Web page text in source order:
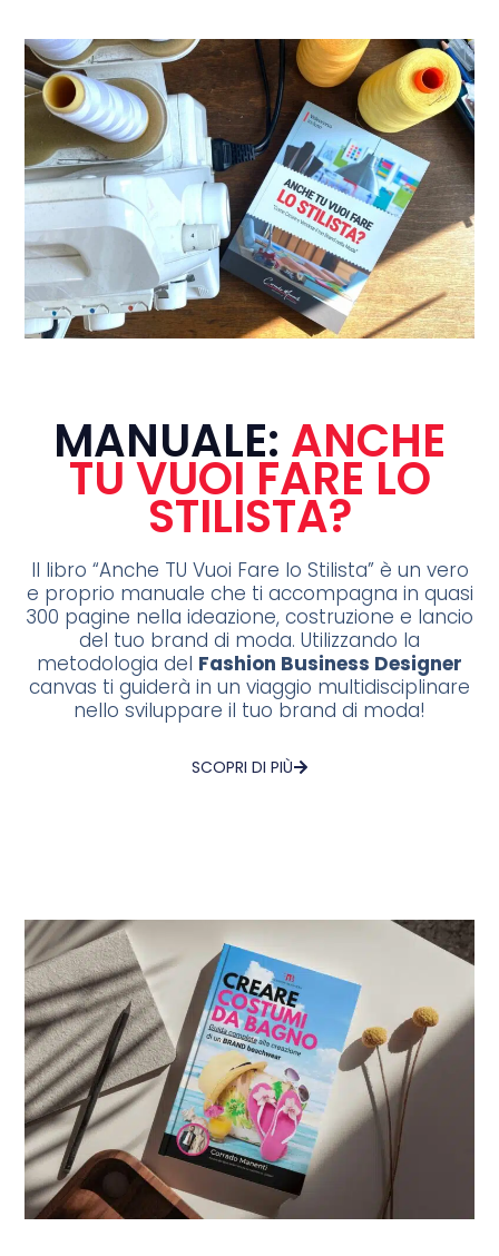
MANUALE: ANCHE
TU VUOI FARE LO
STILISTA?
Il libro “Anche TU Vuoi Fare lo Stilista” è un vero
e proprio manuale che ti accompagna in quasi
300 pagine nella ideazione, costruzione e lancio
del tuo brand di moda. Utilizzando la
metodologia del Fashion Business Designer
canvas ti guiderà in un viaggio multidisciplinare
nello sviluppare il tuo brand di moda!
SCOPRI DI PIÙ